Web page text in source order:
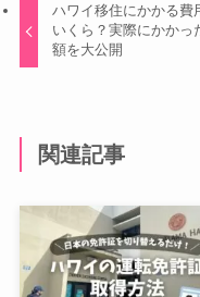
ハワイ移住にかかる費
いくら？実際にかかっ
額を大公開
関連記事